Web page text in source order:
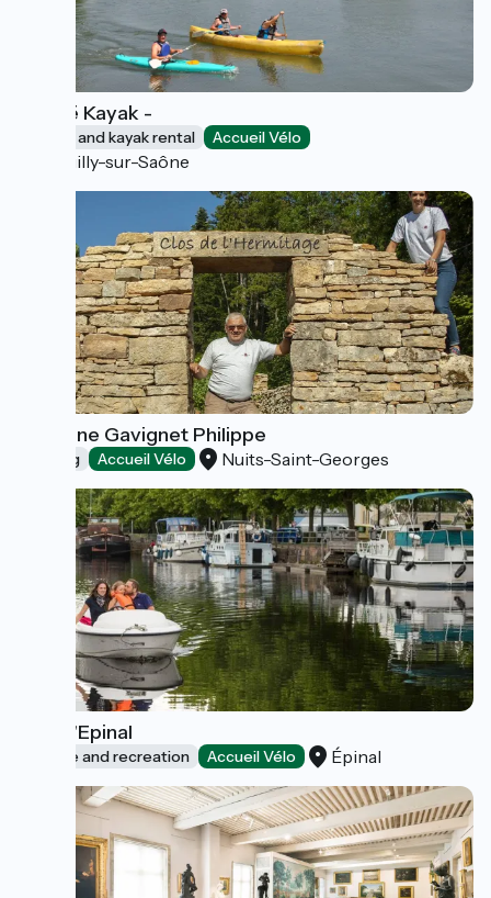
Canoë Kayak -
Canoe and kayak rental Accueil Vélo
Pouilly-sur-Saône
Domaine Gavignet Philippe
Tasting Accueil Vélo Nuits-Saint-Georges
Port d'Epinal
Leisure and recreation Accueil Vélo Épinal